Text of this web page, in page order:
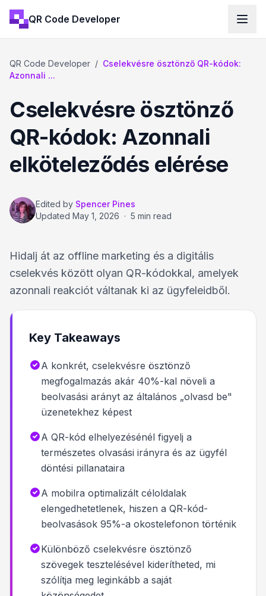
QR Code Developer
QR Code Developer / Cselekvésre ösztönző QR-kódok:
Azonnali ...
Cselekvésre ösztönző
QR-kódok: Azonnali
elköteleződés elérése
Edited by Spencer Pines
Updated May 1, 2026 · 5 min read
Hidalj át az offline marketing és a digitális
cselekvés között olyan QR-kódokkal, amelyek
azonnali reakciót váltanak ki az ügyfeleidből.
Key Takeaways
A konkrét, cselekvésre ösztönző
megfogalmazás akár 40%-kal növeli a
beolvasási arányt az általános „olvasd be"
üzenetekhez képest
A QR-kód elhelyezésénél figyelj a
természetes olvasási irányra és az ügyfél
döntési pillanataira
A mobilra optimalizált céloldalak
elengedhetetlenek, hiszen a QR-kód-
beolvasások 95%-a okostelefonon történik
Különböző cselekvésre ösztönző
szövegek tesztelésével kiderítheted, mi
szólítja meg leginkább a saját